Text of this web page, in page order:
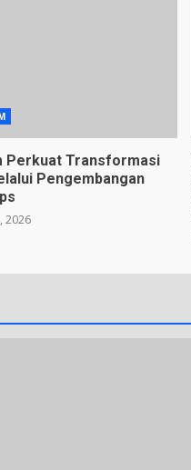
Perkuat Transformasi
Pengembangan
2026